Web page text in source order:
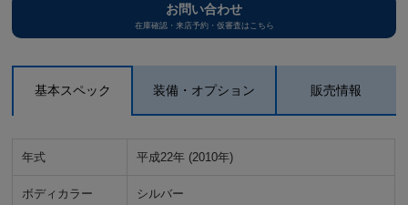
お問い合わせ
在庫確認・来店予約・仮審査はこちら
基本スペック 装備・オプション 販売情報
年式 平成22年 (2010年)
ボディカラー シルバー